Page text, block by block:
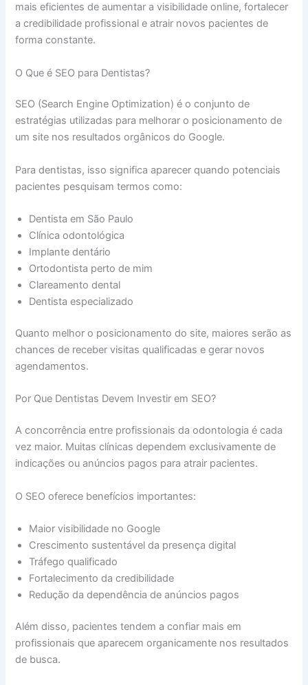
mais eficientes de aumentar a visibilidade online, fortalecer
a credibilidade profissional e atrair novos pacientes de
forma constante.
O Que é SEO para Dentistas?
SEO (Search Engine Optimization) é o conjunto de
estratégias utilizadas para melhorar o posicionamento de
um site nos resultados orgânicos do Google.
Para dentistas, isso significa aparecer quando potenciais
pacientes pesquisam termos como:
Dentista em São Paulo
Clínica odontológica
Implante dentário
Ortodontista perto de mim
Clareamento dental
Dentista especializado
Quanto melhor o posicionamento do site, maiores serão as
chances de receber visitas qualificadas e gerar novos
agendamentos.
Por Que Dentistas Devem Investir em SEO?
A concorrência entre profissionais da odontologia é cada
vez maior. Muitas clínicas dependem exclusivamente de
indicações ou anúncios pagos para atrair pacientes.
O SEO oferece benefícios importantes:
Maior visibilidade no Google
Crescimento sustentável da presença digital
Tráfego qualificado
Fortalecimento da credibilidade
Redução da dependência de anúncios pagos
Além disso, pacientes tendem a confiar mais em
profissionais que aparecem organicamente nos resultados
de busca.